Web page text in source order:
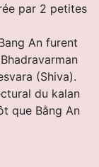
par 2 petites
An furent
(Shiva).
du kalan
que Bằng An